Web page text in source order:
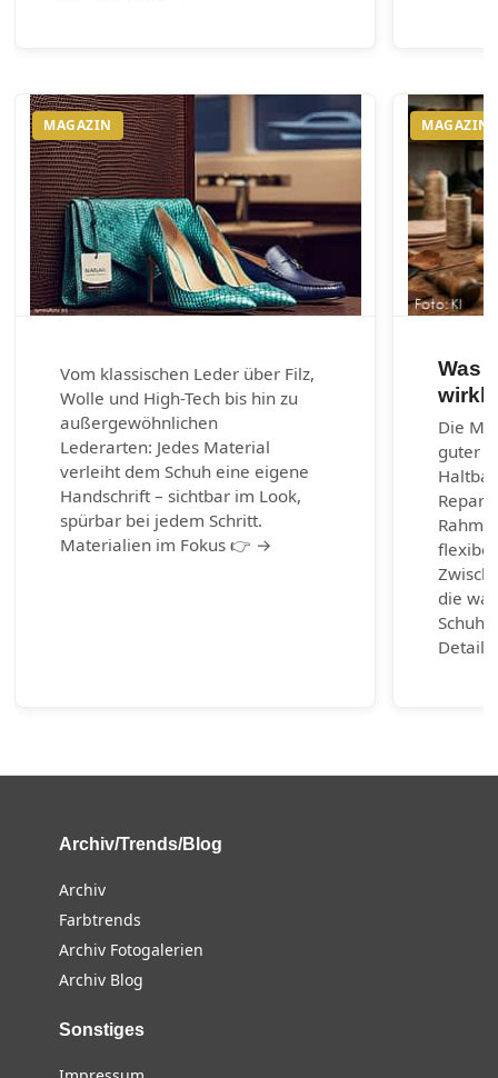
MAGAZIN
Vom klassischen Leder über Filz,
Wolle und High-Tech bis hin zu
außergewöhnlichen
Lederarten: Jedes Material
verleiht dem Schuh eine eigene
Handschrift – sichtbar im Look,
spürbar bei jedem Schritt.
Materialien im Fokus 👉 →
MAGAZIN
Was
Die
guter
flexibel
die
Detail
Archiv/Trends/Blog
Archiv
Farbtrends
Archiv Fotogalerien
Archiv Blog
Sonstiges